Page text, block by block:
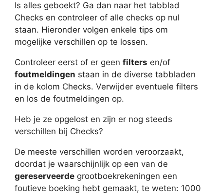
Is alles geboekt? Ga dan naar het tabblad
Checks en controleer of alle checks op nul
staan. Hieronder volgen enkele tips om
mogelijke verschillen op te lossen.
Controleer eerst of er geen filters en/of
foutmeldingen staan in de diverse tabbladen
in de kolom Checks. Verwijder eventuele filters
en los de foutmeldingen op.
Heb je ze opgelost en zijn er nog steeds
verschillen bij Checks?
De meeste verschillen worden veroorzaakt,
doordat je waarschijnlijk op een van de
gereserveerde grootboekrekeningen een
foutieve boeking hebt gemaakt, te weten: 1000